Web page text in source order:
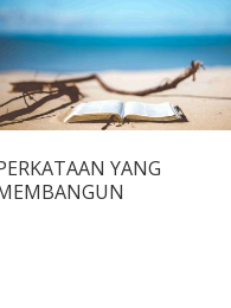
YANG